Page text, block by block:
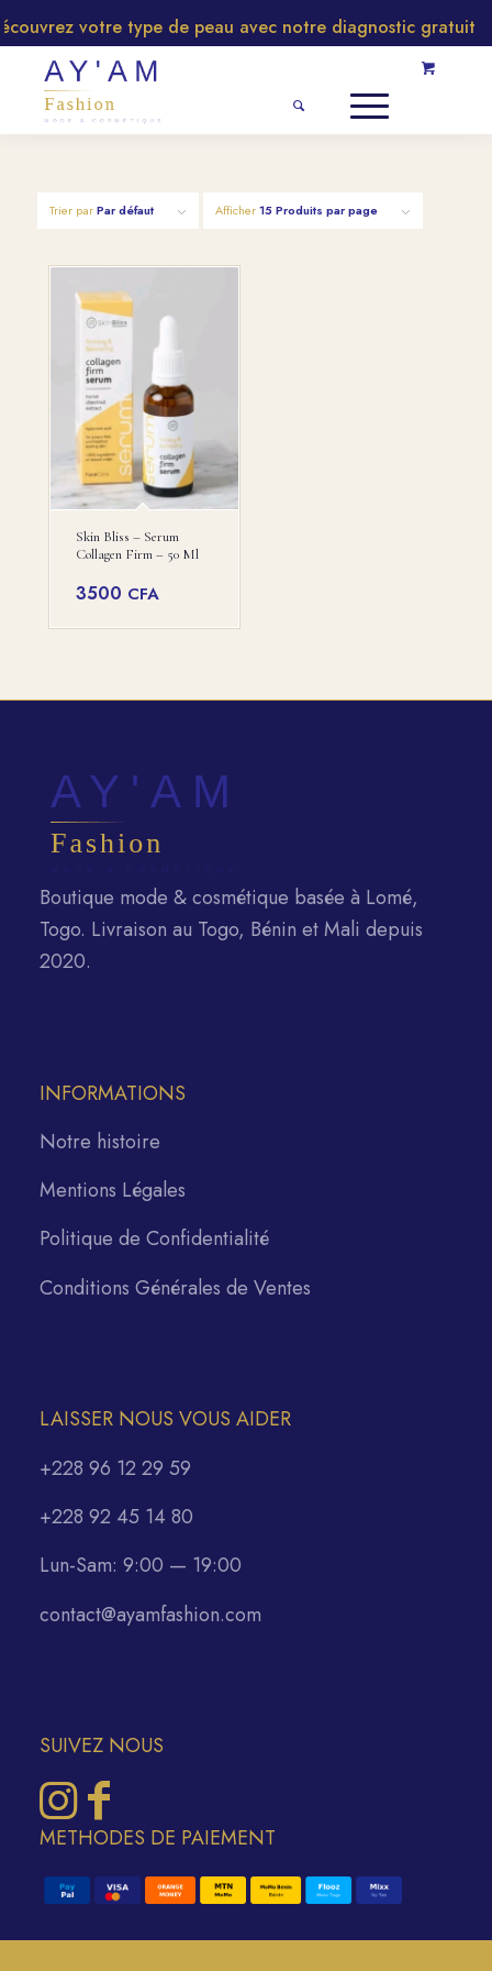
votre type de peau avec notre diagnostic gratuit
Trier parPar défaut Afficher15 Produits par page
Skin Bliss – Serum
Collagen Firm – 50 Ml
3500 CFA
Boutique mode & cosmétique basée à Lomé,
Togo. Livraison au Togo, Bénin et Mali depuis
2020.
INFORMATIONS
Notre histoire
Mentions Légales
Politique de Confidentialité
Conditions Générales de Ventes
LAISSER NOUS VOUS AIDER
+228 96 12 29 59
+228 92 45 14 80
Lun-Sam: 9:00 — 19:00
contact@ayamfashion.com
SUIVEZ NOUS
METHODES DE PAIEMENT